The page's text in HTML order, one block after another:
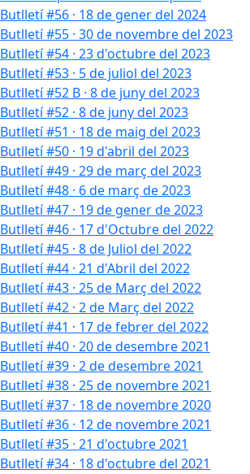
Butlletí #56 · 18 de gener del 2024
Butlletí #55 · 30 de novembre del 2023
Butlletí #54 · 23 d'octubre del 2023
Butlletí #53 · 5 de juliol del 2023
Butlletí #52 B · 8 de juny del 2023
Butlletí #52 · 8 de juny del 2023
Butlletí #51 · 18 de maig del 2023
Butlletí #50 · 19 d'abril del 2023
Butlletí #49 · 29 de març del 2023
Butlletí #48 · 6 de març de 2023
Butlletí #47 · 19 de gener de 2023
Butlletí #46 · 17 d'Octubre del 2022
Butlletí #45 · 8 de Juliol del 2022
Butlletí #44 · 21 d'Abril del 2022
Butlletí #43 · 25 de Març del 2022
Butlletí #42 · 2 de Març del 2022
Butlletí #41 · 17 de febrer del 2022
Butlletí #40 · 20 de desembre 2021
Butlletí #39 · 2 de desembre 2021
Butlletí #38 · 25 de novembre 2021
Butlletí #37 · 18 de novembre 2020
Butlletí #36 · 12 de novembre 2021
Butlletí #35 · 21 d'octubre 2021
Butlletí #34 · 18 d'octubre del 2021